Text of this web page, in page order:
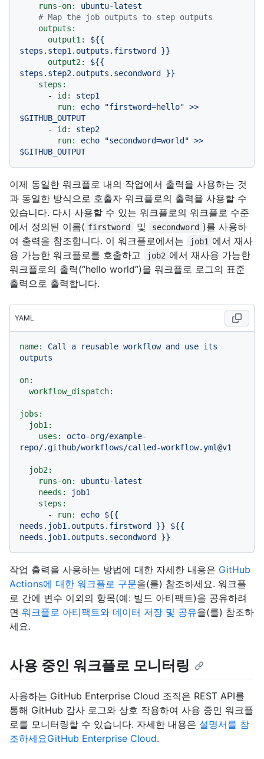
runs-on:
ubuntu-latest
# Map the job outputs to step outputs
outputs:
output1:
${{
steps.step1.outputs.firstword }}
output2:
${{
steps.step2.outputs.secondword }}
steps:
-
id:
step1
run:
echo "firstword=hello" >>
$GITHUB_OUTPUT
-
id:
step2
run:
echo "secondword=world" >>
$GITHUB_OUTPUT
이제 동일한 워크플로 내의 작업에서 출력을 사용하는 것
과 동일한 방식으로 호출자 워크플로의 출력을 사용할 수
있습니다. 다시 사용할 수 있는 워크플로의 워크플로 수준
에서 정의된 이름( firstword 및 secondword )를 사용하
여 출력을 참조합니다. 이 워크플로에서는
job1 에서 재사
용 가능한 워크플로를 호출하고
job2 에서 재사용 가능한
워크플로의 출력(“hello world”)을 워크플로 로그의 표준
출력으로 출력합니다.
YAML
name: Call a reusable workflow and use its
outputs
on:
workflow_dispatch:
jobs:
job1:
uses:
octo-org/example-
repo/.github/workflows/called-workflow.yml@v1
job2:
runs-on:
ubuntu-latest
needs:
job1
steps:
-
run: echo ${{
needs.job1.outputs.firstword }}
${{
needs.job1.outputs.secondword }}
작업 출력을 사용하는 방법에 대한 자세한 내용은 GitHub
Actions에 대한 워크플로 구문을(를) 참조하세요. 워크플
로 간에 변수 이외의 항목(예: 빌드 아티팩트)을 공유하려
면 워크플로 아티팩트와 데이터 저장 및 공유을(를) 참조하
세요.
사용 중인 워크플로 모니터링
사용하는 GitHub Enterprise Cloud 조직은 REST API를
통해 GitHub 감사 로그와 상호 작용하여 사용 중인 워크플
로를 모니터링할 수 있습니다. 자세한 내용은 설명서를 참
조하세요GitHub Enterprise Cloud.